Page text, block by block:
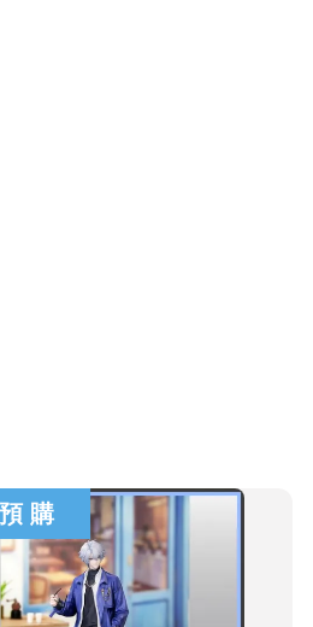
預 購